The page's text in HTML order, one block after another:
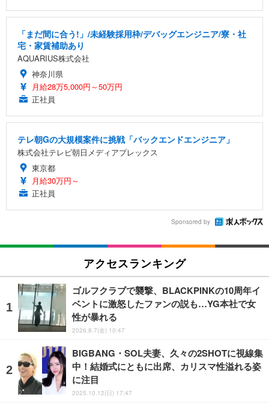
「まだ間に合う!」/未経験採用枠/デバッグエンジニア/寮・社
宅・家賃補助あり
AQUARIUS株式会社
神奈川県
月給28万5,000円～50万円
正社員
テレ朝Gの大規模案件に挑戦「バックエンドエンジニア」
株式会社テレビ朝日メディアプレックス
東京都
月給30万円～
正社員
Sponsored by
アクセスランキング
ゴルフクラブで襲撃、BLACKPINKの10周年イ
ベントに激怒したファンの説も…YG本社で女
性が暴れる
2026.8.7(金) 10:47
BIGBANG・SOL夫妻、久々の2SHOTに視線集
中！結婚式にともに出席、カリスマ性溢れる姿
に注目
2025.10.12(日) 17:47